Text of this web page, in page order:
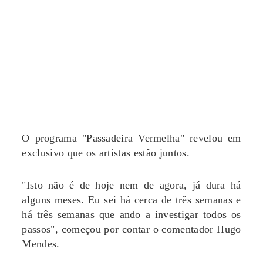
O programa "Passadeira Vermelha" revelou em
exclusivo que os artistas estão juntos.
"Isto não é de hoje nem de agora, já dura há
alguns meses. Eu sei há cerca de três semanas e
há três semanas que ando a investigar todos os
passos", começou por contar o comentador Hugo
Mendes.